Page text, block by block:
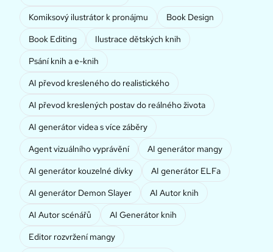
Komiksový ilustrátor k pronájmu
Book Design
Book Editing
Ilustrace dětských knih
Psání knih a e-knih
AI převod kresleného do realistického
AI převod kreslených postav do reálného života
AI generátor videa s více záběry
Agent vizuálního vyprávění
AI generátor mangy
AI generátor kouzelné dívky
AI generátor ELFa
AI generátor Demon Slayer
AI Autor knih
AI Autor scénářů
AI Generátor knih
Editor rozvržení mangy